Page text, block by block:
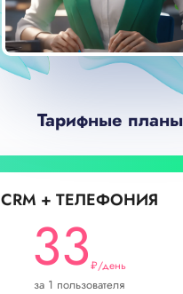
Тарифные планы
CRM + ТЕЛЕФОНИЯ
33₽/день
за 1 пользователя